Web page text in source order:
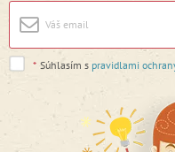
* Súhlasím s pravidlami